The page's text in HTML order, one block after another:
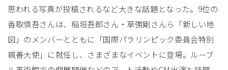
思われる写真が投稿されるなど大きな話題となった。9位の
香取慎吾さんは、稲垣吾郎さん・草彅剛さんら「新しい地
図」のメンバーとともに「国際パラリンピック委員会特別
親善大使」に就任し、さまざまなイベントに登場。ルーブ